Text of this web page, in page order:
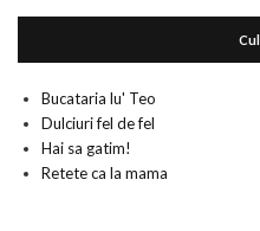
Bucataria lu' Teo
Dulciuri fel de fel
Hai sa gatim!
Retete ca la mama